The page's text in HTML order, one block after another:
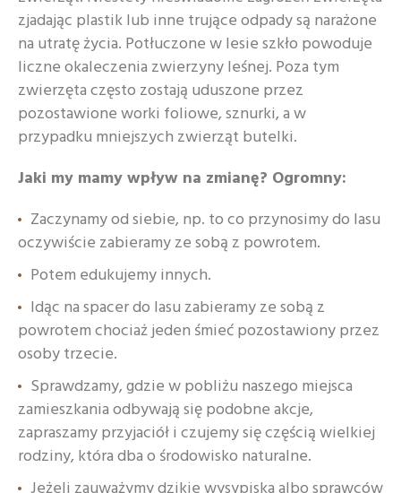
zjadając plastik lub inne trujące odpady są narażone
na utratę życia. Potłuczone w lesie szkło powoduje
liczne okaleczenia zwierzyny leśnej. Poza tym
zwierzęta często zostają uduszone przez
pozostawione worki foliowe, sznurki, a w
przypadku mniejszych zwierząt butelki.
Jaki my mamy wpływ na zmianę? Ogromny:
Zaczynamy od siebie, np. to co przynosimy do lasu
oczywiście zabieramy ze sobą z powrotem.
Potem edukujemy innych.
Idąc na spacer do lasu zabieramy ze sobą z
powrotem chociaż jeden śmieć pozostawiony przez
osoby trzecie.
Sprawdzamy, gdzie w pobliżu naszego miejsca
zamieszkania odbywają się podobne akcje,
zapraszamy przyjaciół i czujemy się częścią wielkiej
rodziny, która dba o środowisko naturalne.